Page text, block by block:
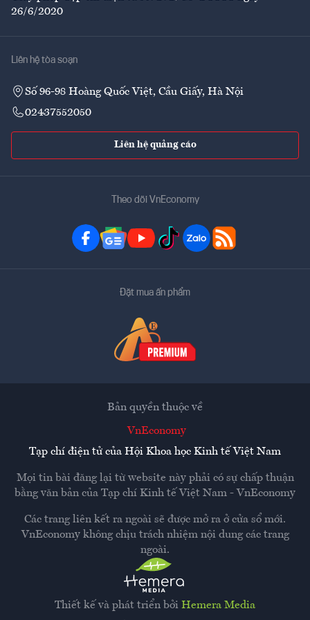
26/6/2020
Liên hệ tòa soạn
Số 96-98 Hoàng Quốc Việt, Cầu Giấy, Hà Nội
02437552050
Liên hệ quảng cáo
Theo dõi VnEconomy
Đặt mua ấn phẩm
Thiết kế và phát triển bởi Hemera Media
Bản quyền thuộc về
VnEconomy
Tạp chí điện tử của Hội Khoa học Kinh tế Việt Nam
Mọi tin bài đăng lại từ website này phải có sự chấp thuận
bằng văn bản của Tạp chí Kinh tế Việt Nam - VnEconomy
Các trang liên kết ra ngoài sẽ được mở ra ở cửa sổ mới.
VnEconomy không chịu trách nhiệm nội dung các trang
ngoài.